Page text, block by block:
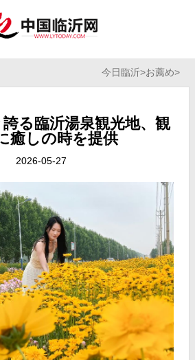
今日臨沂>お薦め>
る臨沂湯泉観光地、観
癒しの時を提供
2026-05-27